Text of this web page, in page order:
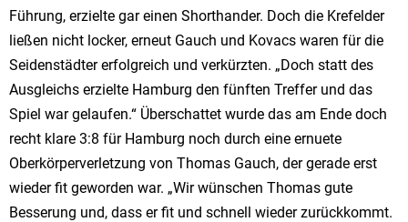
Führung, erzielte gar einen Shorthander. Doch die Krefelder
ließen nicht locker, erneut Gauch und Kovacs waren für die
Seidenstädter erfolgreich und verkürzten. „Doch statt des
Ausgleichs erzielte Hamburg den fünften Treffer und das
Spiel war gelaufen.“ Überschattet wurde das am Ende doch
recht klare 3:8 für Hamburg noch durch eine ernuete
Oberkörperverletzung von Thomas Gauch, der gerade erst
wieder fit geworden war. „Wir wünschen Thomas gute
Besserung und, dass er fit und schnell wieder zurückkommt.